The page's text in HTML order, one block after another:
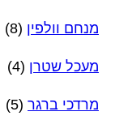
מנחם וולפין (8)
מעכל שטרן (4)
מרדכי ברגר (5)